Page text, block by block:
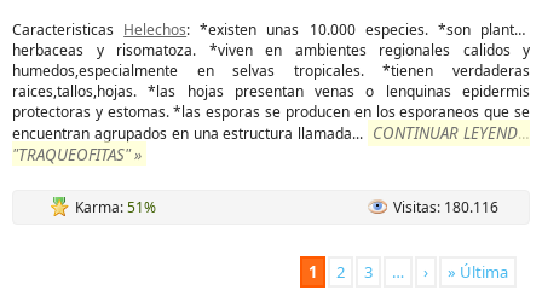
Caracteristicas Helechos: *existen unas 10.000 especies. *son plantas
herbaceas y risomatoza. *viven en ambientes regionales calidos y
humedos,especialmente en selvas tropicales. *tienen verdaderas
raices,tallos,hojas. *las hojas presentan venas o lenquinas epidermis
protectoras y estomas. *las esporas se producen en los esporaneos que se
encuentran agrupados en una estructura llamada... CONTINUAR LEYENDO
"TRAQUEOFITAS" »
Karma:51% Visitas: 180.116
1 2 3 … › » Última